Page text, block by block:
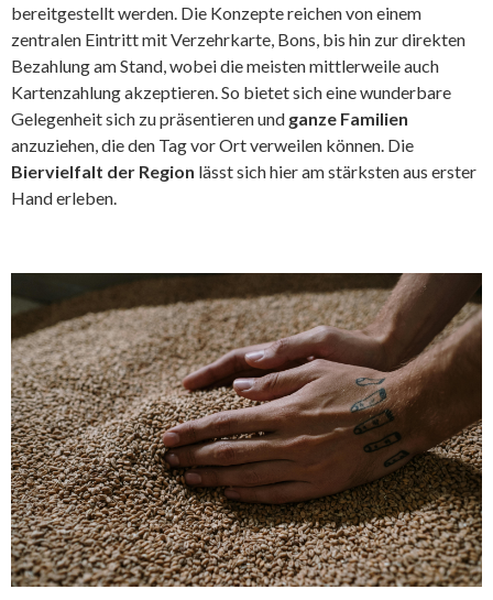
bereitgestellt werden. Die Konzepte reichen von einem
zentralen Eintritt mit Verzehrkarte, Bons, bis hin zur direkten
Bezahlung am Stand, wobei die meisten mittlerweile auch
Kartenzahlung akzeptieren. So bietet sich eine wunderbare
Gelegenheit sich zu präsentieren und ganze Familien
anzuziehen, die den Tag vor Ort verweilen können. Die
Biervielfalt der Region lässt sich hier am stärksten aus erster
Hand erleben.